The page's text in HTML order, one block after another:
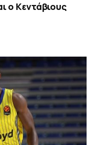
ο Κεντάβιους